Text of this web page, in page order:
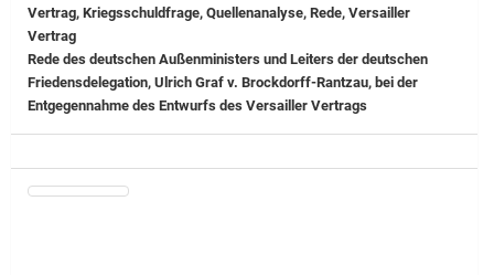
Vertrag, Kriegsschuldfrage, Quellenanalyse, Rede, Versailler
Vertrag
Rede des deutschen Außenministers und Leiters der deutschen
Friedensdelegation, Ulrich Graf v. Brockdorff-Rantzau, bei der
Entgegennahme des Entwurfs des Versailler Vertrags